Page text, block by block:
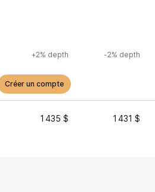
+2% depth -2% depth
Créer un compte
1 435 $ 1 431 $